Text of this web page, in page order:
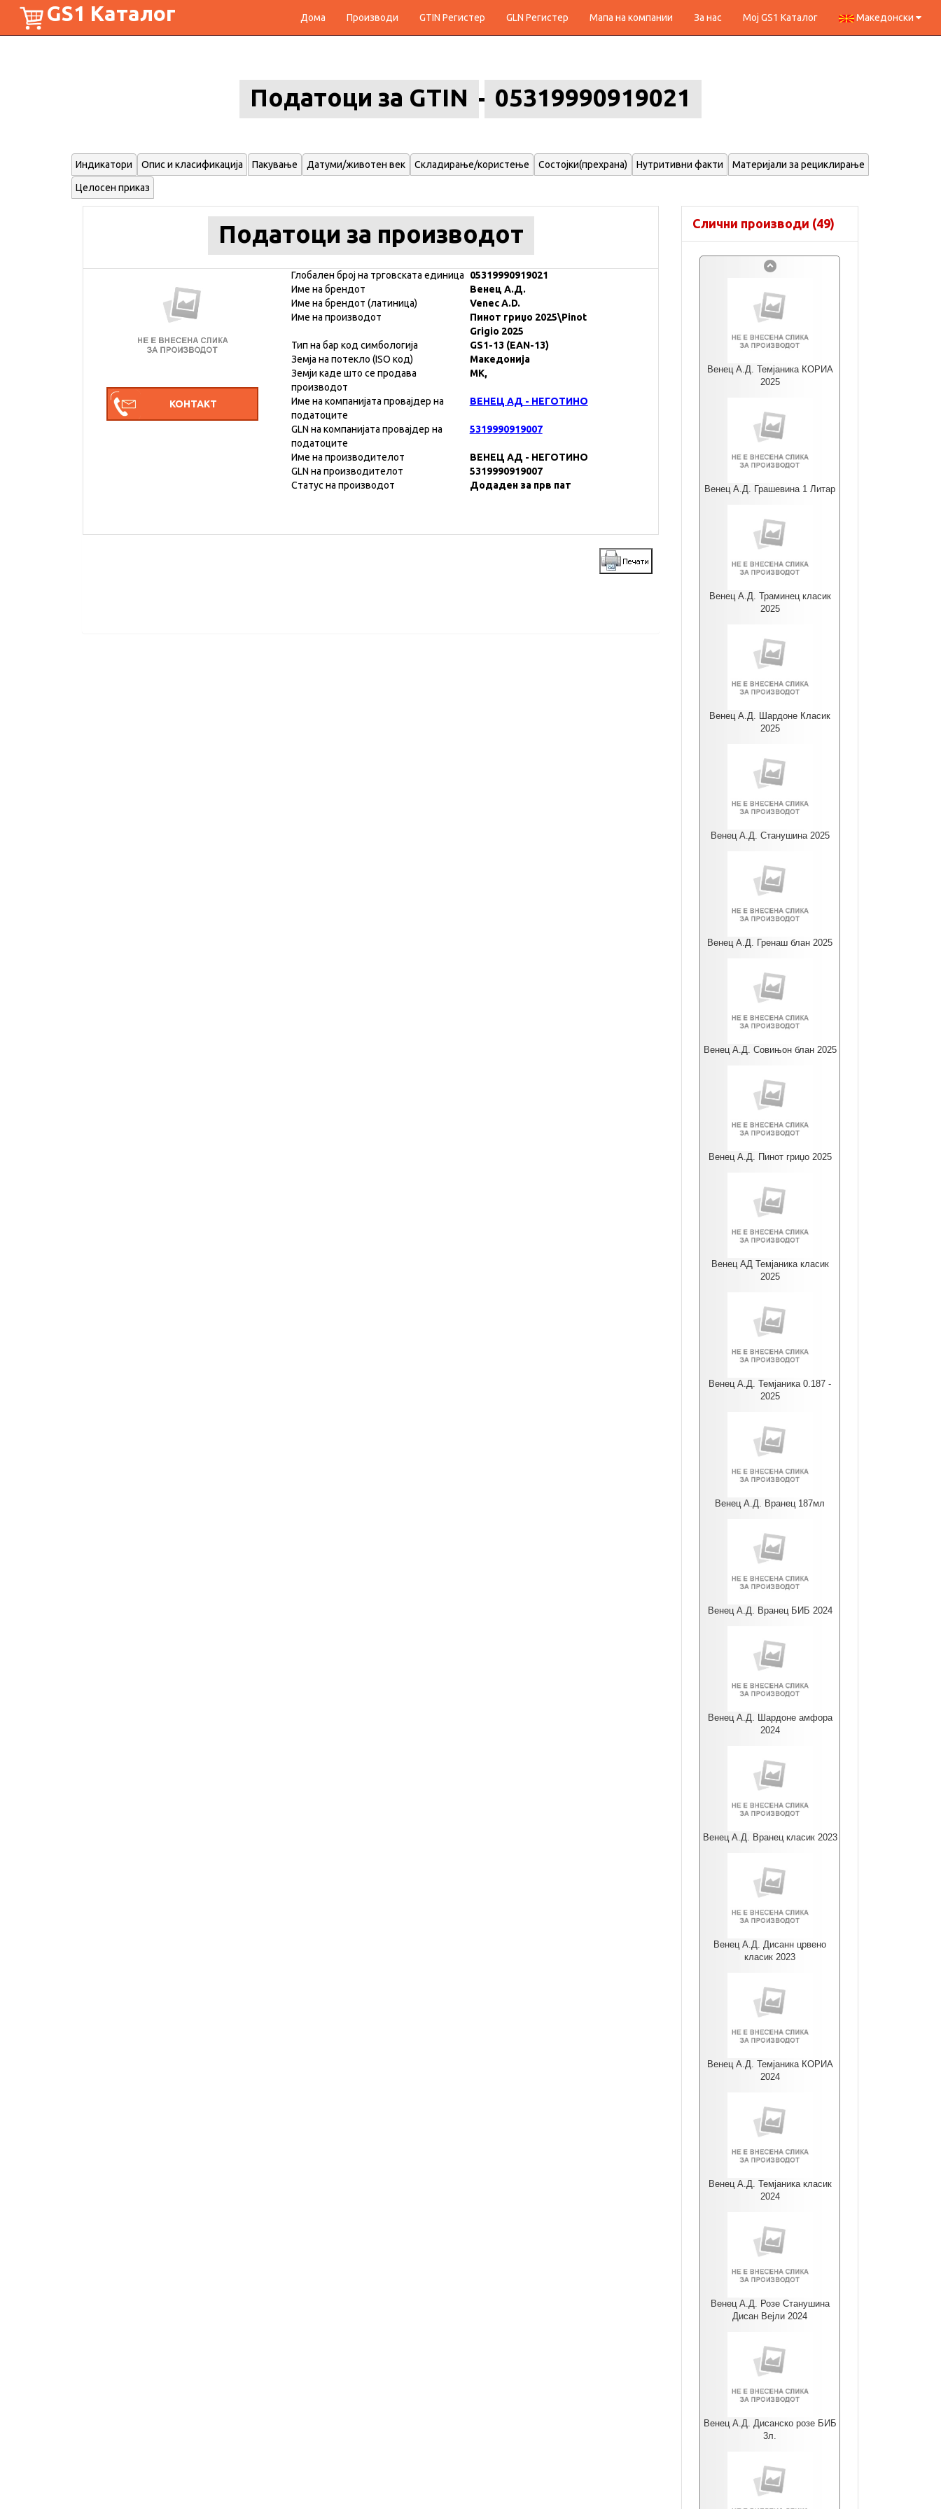
GS1 Каталог Дома Производи GTIN Регистер GLN Регистер Мапа на компании За нас Мој GS1 Каталог Македонски
Податоци за GTIN 05319990919021
Индикатори Опис и класификација Пакување Датуми/животен век Складирање/користење Состојки(прехрана) Нутритивни факти Материјали за рециклирање
Целосен приказ
Податоци за производот
Глобален број на трговската единица
05319990919021
Име на брендот
Венец А.Д.
Име на брендот (латиница)
Venec A.D.
Име на производот
Пинот гриџо 2025\Pinot
Grigio 2025
Тип на бар код симбологија
GS1-13 (EAN-13)
Земја на потекло (ISO код)
Македонија
Земји каде што се продава
производот
MK,
Име на компанијата провајдер на
податоците
ВЕНЕЦ АД - НЕГОТИНО
GLN на компанијата провајдер на
податоците
5319990919007
Име на производителот
ВЕНЕЦ АД - НЕГОТИНО
GLN на производителот
5319990919007
Статус на производот
Додаден за прв пат
Слични производи (49)
Венец А.Д. Темјаника КОРИА
2025
Венец А.Д. Грашевина 1 Литар
Венец А.Д. Траминец класик
2025
Венец А.Д. Шардоне Класик
2025
Венец А.Д. Станушина 2025
Венец А.Д. Гренаш блан 2025
Венец А.Д. Совињон блан 2025
Венец А.Д. Пинот гриџо 2025
Венец АД Темјаника класик
2025
Венец А.Д. Темјаника 0.187 -
2025
Венец А.Д. Вранец 187мл
Венец А.Д. Вранец БИБ 2024
Венец А.Д. Шардоне амфора
2024
Венец А.Д. Вранец класик 2023
Венец А.Д. Дисанн црвено
класик 2023
Венец А.Д. Темјаника КОРИА
2024
Венец А.Д. Темјаника класик
2024
Венец А.Д. Розе Станушина
Дисан Вејли 2024
Венец А.Д. Дисанско розе БИБ
3л.